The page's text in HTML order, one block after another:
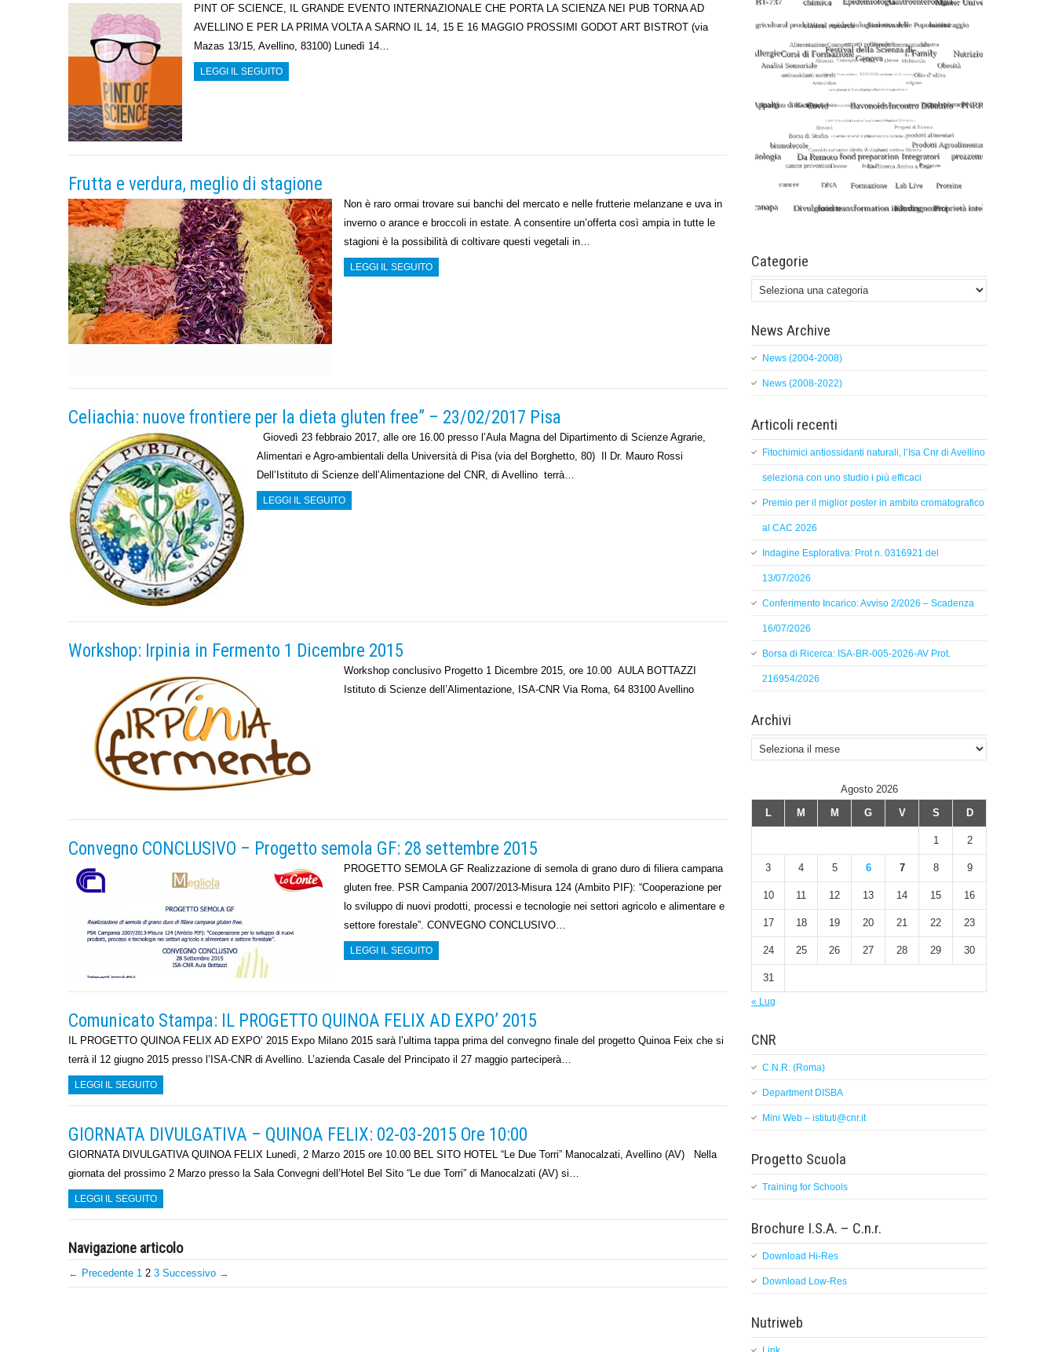
PINT OF SCIENCE, IL GRANDE EVENTO INTERNAZIONALE CHE PORTA LA SCIENZA NEI PUB TORNA AD
AVELLINO E PER LA PRIMA VOLTA A SARNO IL 14, 15 E 16 MAGGIO PROSSIMI GODOT ART BISTROT (via
Mazas 13/15, Avellino, 83100) Lunedì 14…
LEGGI IL SEGUITO
Frutta e verdura, meglio di stagione
Non è raro ormai trovare sui banchi del mercato e nelle frutterie melanzane e uva in
inverno o arance e broccoli in estate. A consentire un’offerta così ampia in tutte le
stagioni è la possibilità di coltivare questi vegetali in…
LEGGI IL SEGUITO
Celiachia: nuove frontiere per la dieta gluten free” – 23/02/2017 Pisa
Giovedì 23 febbraio 2017, alle ore 16.00 presso l’Aula Magna del Dipartimento di Scienze Agrarie,
Alimentari e Agro-ambientali della Università di Pisa (via del Borghetto, 80) Il Dr. Mauro Rossi
Dell’Istituto di Scienze dell’Alimentazione del CNR, di Avellino terrà…
LEGGI IL SEGUITO
Workshop: Irpinia in Fermento 1 Dicembre 2015
Workshop conclusivo Progetto 1 Dicembre 2015, ore 10.00 AULA BOTTAZZI
Istituto di Scienze dell’Alimentazione, ISA-CNR Via Roma, 64 83100 Avellino
Convegno CONCLUSIVO – Progetto semola GF: 28 settembre 2015
PROGETTO SEMOLA GF Realizzazione di semola di grano duro di filiera campana
gluten free. PSR Campania 2007/2013-Misura 124 (Ambito PIF): “Cooperazione per
lo sviluppo di nuovi prodotti, processi e tecnologie nei settori agricolo e alimentare e
settore forestale”. CONVEGNO CONCLUSIVO…
LEGGI IL SEGUITO
Comunicato Stampa: IL PROGETTO QUINOA FELIX AD EXPO’ 2015
IL PROGETTO QUINOA FELIX AD EXPO’ 2015 Expo Milano 2015 sarà l’ultima tappa prima del convegno finale del progetto Quinoa Feix che si
terrà il 12 giugno 2015 presso l’ISA-CNR di Avellino. L’azienda Casale del Principato il 27 maggio parteciperà…
LEGGI IL SEGUITO
GIORNATA DIVULGATIVA – QUINOA FELIX: 02-03-2015 Ore 10:00
GIORNATA DIVULGATIVA QUINOA FELIX Lunedì, 2 Marzo 2015 ore 10.00 BEL SITO HOTEL “Le Due Torri” Manocalzati, Avellino (AV) Nella
giornata del prossimo 2 Marzo presso la Sala Convegni dell’Hotel Bel Sito “Le due Torri” di Manocalzati (AV) si…
LEGGI IL SEGUITO
Navigazione articolo
← Precedente 1 2 3 Successivo →
Categorie
Categorie
News Archive
News (2004-2008)
News (2008-2022)
Articoli recenti
Fitochimici antiossidanti naturali, l’Isa Cnr di Avellino
seleziona con uno studio i più efficaci
Premio per il miglior poster in ambito cromatografico
al CAC 2026
Indagine Esplorativa: Prot n. 0316921 del
13/07/2026
Conferimento Incarico: Avviso 2/2026 – Scadenza
16/07/2026
Borsa di Ricerca: ISA-BR-005-2026-AV Prot.
216954/2026
Archivi
Archivi
Agosto 2026
L
M M G V S D
1 2
3 4 5 6 7 8 9
10 11 12 13 14 15 16
17 18 19 20 21 22 23
24 25 26 27 28 29 30
31
« Lug
CNR
C.N.R. (Roma)
Department DISBA
Mini Web – istituti@cnr.it
Progetto Scuola
Training for Schools
Brochure I.S.A. – C.n.r.
Download Hi-Res
Download Low-Res
Nutriweb